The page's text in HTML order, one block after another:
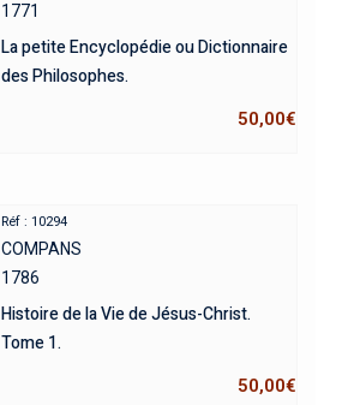
1771
La petite Encyclopédie ou Dictionnaire
des Philosophes.
50,00€
Réf : 10294
COMPANS
1786
Histoire de la Vie de Jésus-Christ.
Tome 1.
50,00€